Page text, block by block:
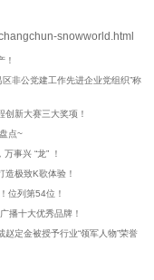
snowworld.html
！
非公党建工作先进企业党组织”称
新大赛三大奖项！
点~
事兴 “龙” ！
极致K歌体验！
位列第54位！
播十大优秀品牌！
定金被授予行业“领军人物”荣誉